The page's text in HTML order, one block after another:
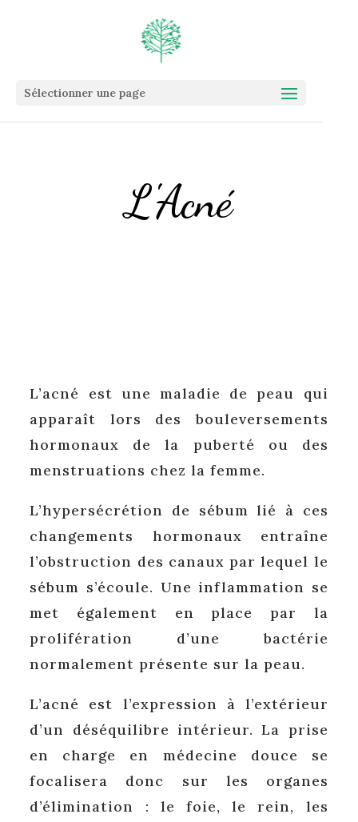
Sélectionner une page
L'Acné
L’acné est une maladie de peau qui
apparaît lors des bouleversements
hormonaux de la puberté ou des
menstruations chez la femme.
L’hypersécrétion de sébum lié à ces
changements hormonaux entraîne
l’obstruction des canaux par lequel le
sébum s’écoule. Une inflammation se
met également en place par la
prolifération d’une bactérie
normalement présente sur la peau.
L’acné est l’expression à l’extérieur
d’un déséquilibre intérieur. La prise
en charge en médecine douce se
focalisera donc sur les organes
d’élimination : le foie, le rein, les